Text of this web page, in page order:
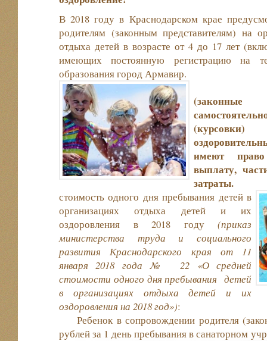
В 2018 году в Краснодарском крае
родителям (законным представителям) на
отдыха детей в возрасте от 4 до 17 лет
имеющих постоянную регистрацию на
образования
(законные
имеют
выплату,
стоимость одного дня пребывания детей в
организациях отдыха детей и их
оздоровления в 2018 году (приказ
министерства труда и социального
развития Краснодарского края от 11
января 2018 года № 22 «О средней
стоимости одного дня пребывания детей
в организациях отдыха детей и их
оздоровления на 2018 год»)
Ребенок в сопровождении родителя
рублей за 1 день пребывания в